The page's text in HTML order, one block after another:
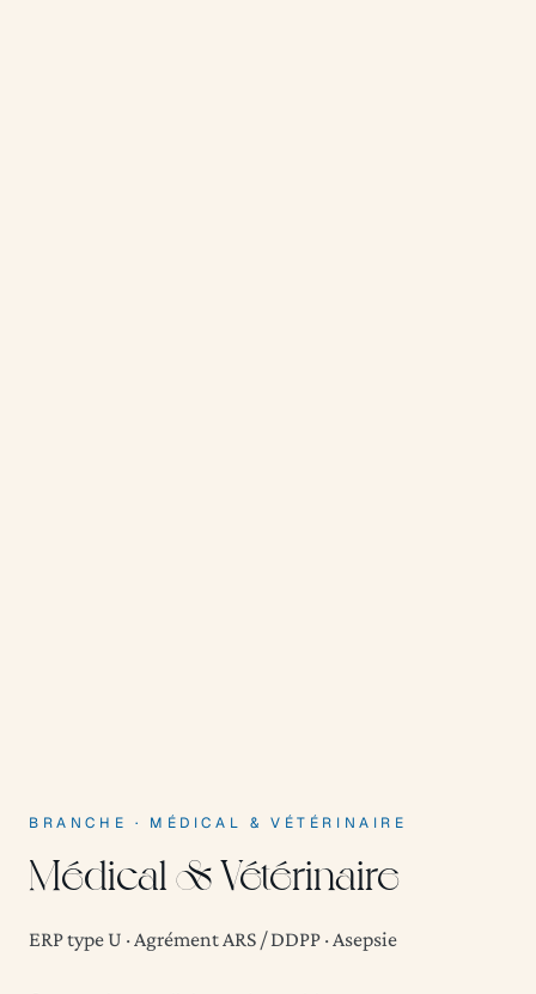
BRANCHE · MÉDICAL & VÉTÉRINAIRE
Médical & Vétérinaire
ERP type U · Agrément ARS / DDPP · Asepsie